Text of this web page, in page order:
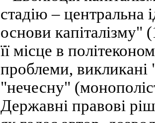
стадію – центральна
основи капіталізму"
її місце в
проблеми, викликані
"нечесну"
Державні правові